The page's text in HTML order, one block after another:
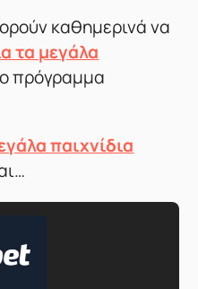
καθημερινά να
τα μεγάλα
πρόγραμμα
παιχνίδια